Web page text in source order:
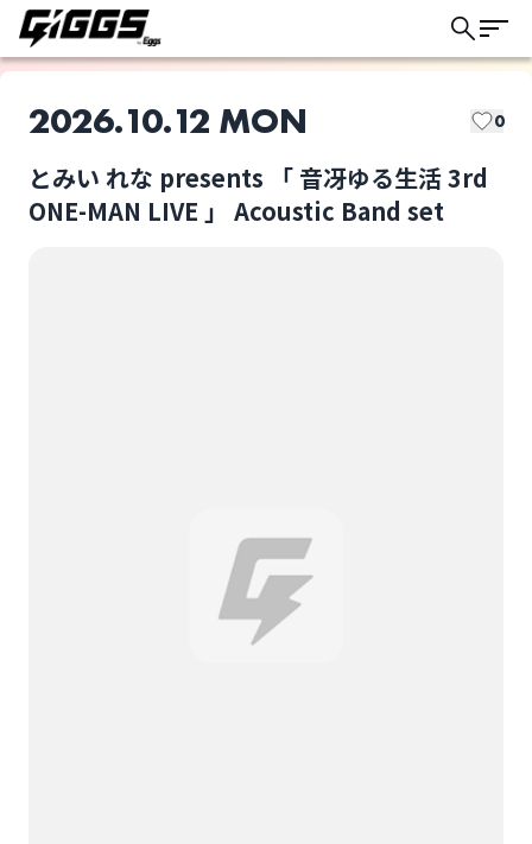
2026.10.12 MON 0
とみい れな presents 「 音冴ゆる生活 3rd
ONE-MAN LIVE 」 Acoustic Band set
このライブの取り置きは終了しました